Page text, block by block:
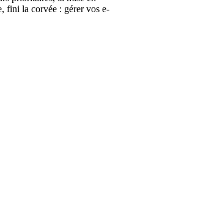
fini la corvée : gérer vos e-